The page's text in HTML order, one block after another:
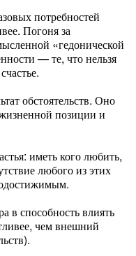
потребностей
Погоня за
«гедонической
— те, что нельзя
обстоятельств. Оно
позиции и
иметь кого любить,
любого из этих
в способность влиять
чем внешний